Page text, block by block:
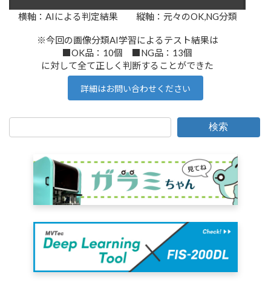
横軸：AIによる判定結果 縦軸：元々のOK,NG分類
※今回の画像分類AI学習によるテスト結果は
■OK品：10個 ■NG品：13個
に対して全て正しく判断することができた
詳細はお問い合わせください
検索